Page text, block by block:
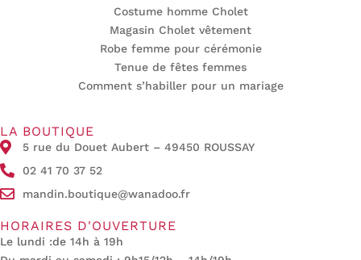
Costume homme Cholet
Magasin Cholet vêtement
Robe femme pour cérémonie
Tenue de fêtes femmes
Comment s’habiller pour un mariage
LA BOUTIQUE
5 rue du Douet Aubert – 49450 ROUSSAY
02 41 70 37 52
mandin.boutique@wanadoo.fr
HORAIRES D'OUVERTURE
Le lundi :de 14h à 19h